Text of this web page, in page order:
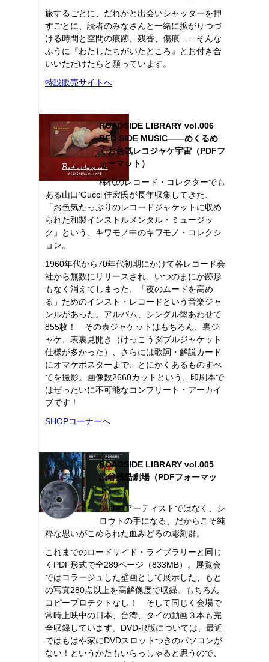
旅するごとに、だれかと出会いシャッターを押
すごとに、読者のみなさんと一緒に拡がりつづ
ける時間と空間の痕跡、残香、傷痕……そんな
ふうに『わたしたちがいたところ』とお付き合
いいただけたらと願っています。
特設販売サイトへ
ROADSIDE LIBRARY vol.006
BED SIDE MUSIC――めくるめ
くお色気レコジャケ宇宙（PDFフ
ォーマット）
稀代のレコード・コレクターでも
ある山口‘Gucci’佳宏氏が長年収集してきた、
「お色気たっぷりのレコードジャケットに収め
られた和製インストルメンタル・ミュージッ
ク」という、キワモノ中のキワモノ・コレクシ
ョン。
1960年代から70年代初期にかけて各レコード会
社から無数にリリースされ、いつのまにか跡形
もなく消えてしまった、「夜のムードを高め
る」ためのインスト・レコードという音楽ジャ
ンルがあった。アルバム、シングル盤あわせて
855枚！ その表ジャケットはもちろん、裏ジ
ャケ、表裏見開き（けっこうダブルジャケット
仕様が多かった）、さらには歌詞・解説カード
にオマケポスターまで、とにかくあるものすべ
てを撮影。画像数2660カットという、印刷本で
はぜったいに不可能なコンプリート・アーカイ
ブです！
SHOPコーナーへ
ROADSIDE LIBRARY vol.005
渋谷残酷劇場（PDFフォーマッ
ト）
プロのアーティストではなく、シ
ロウトの手になる、だからこそ純
粋な思いがこめられた血みどろの彫刻群。
これまでのロードサイド・ライブラリーと同じ
くPDF形式で全289ページ（833MB）。展覧会
ではコラージュした壁画として展示した、もと
の写真280点以上を高解像度で収録。もちろん
コピープロテクトなし！ そして同じく会場で
常時上映中の日本、台湾、タイの動画３本も完
全収録しています。DVD-R版については、最近
ではもはや家にDVDスロットつきのパソコンが
ない！というかたもいらっしゃると思うので、